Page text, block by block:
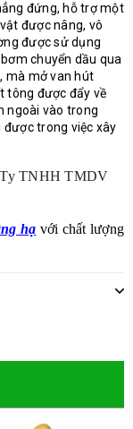
đứng, hỗ trợ một
được nâng, vô
được sử dụng
chuyển dầu qua
mà mở van hút
tông được đẩy về
ngoài vào trong
được trong việc xây
TNHH TMDV
hạ với chất lượng